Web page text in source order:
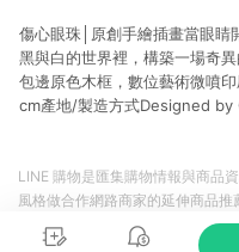
傷心眼珠│原創手繪插畫當眼睛
黑與白的世界裡，構築一場奇
包邊原色木框，數位藝術微噴
cm產地/製造方式Designed by
LINE 購物是匯集購物情報與商品
風格做合作網路商家的延伸商品
商品至各合作網路商家，確認現
準。